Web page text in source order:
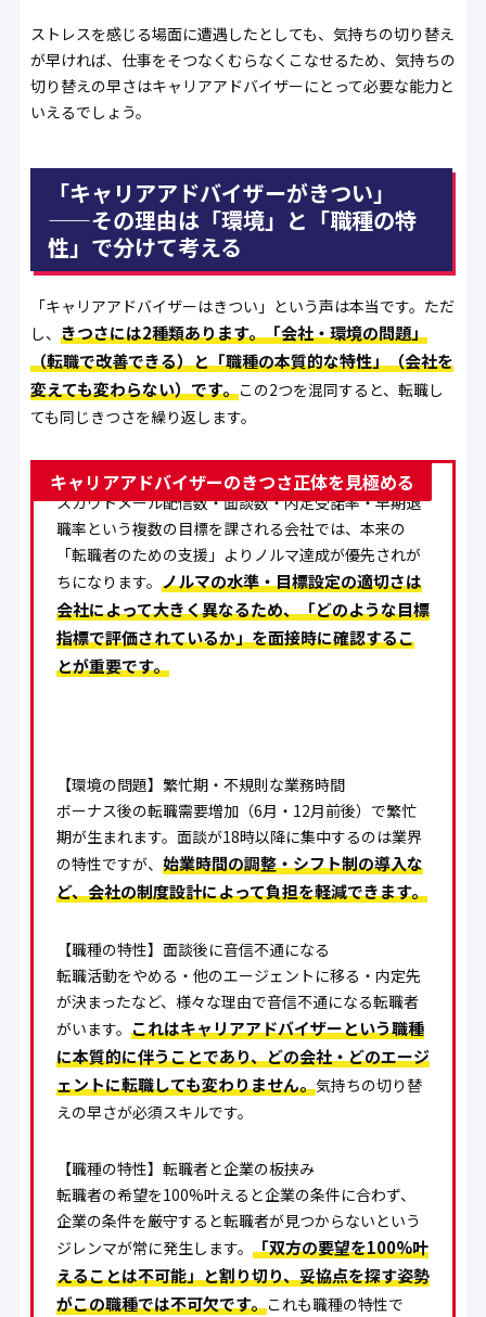
ストレスを感じる場面に遭遇したとしても、気持ちの切り替え
が早ければ、仕事をそつなくむらなくこなせるため、気持ちの
切り替えの早さはキャリアアドバイザーにとって必要な能力と
いえるでしょう。
「キャリアアドバイザーがきつい」
——その理由は「環境」と「職種の特
性」で分けて考える
「キャリアアドバイザーはきつい」という声は本当です。ただ
し、 きつさには2種類あります。「会社・環境の問題」
（転職で改善できる）と「職種の本質的な特性」（会社を
変えても変わらない）です。この2つを混同すると、転職し
ても同じきつさを繰り返します。
キャリアアドバイザーのきつさ正体を見極める
【環境の問題】過度なノルマ・会社のモラルへの疑問
スカウトメール配信数・面談数・内定受諾率・早期退
職率という複数の目標を課される会社では、本来の
「転職者のための支援」よりノルマ達成が優先されが
ちになります。 ノルマの水準・目標設定の適切さは
会社によって大きく異なるため、「どのような目標
指標で評価されているか」を面接時に確認するこ
とが重要です。
【環境の問題】繁忙期・不規則な業務時間
ボーナス後の転職需要増加（6月・12月前後）で繁忙
期が生まれます。面談が18時以降に集中するのは業界
の特性ですが、 始業時間の調整・シフト制の導入な
ど、会社の制度設計によって負担を軽減できます。
【職種の特性】面談後に音信不通になる
転職活動をやめる・他のエージェントに移る・内定先
が決まったなど、様々な理由で音信不通になる転職者
がいます。 これはキャリアアドバイザーという職種
に本質的に伴うことであり、どの会社・どのエージ
ェントに転職しても変わりません。気持ちの切り替
えの早さが必須スキルです。
【職種の特性】転職者と企業の板挟み
転職者の希望を100%叶えると企業の条件に合わず、
企業の条件を厳守すると転職者が見つからないという
ジレンマが常に発生します。 「双方の要望を100%叶
えることは不可能」と割り切り、妥協点を探す姿勢
がこの職種では不可欠です。これも職種の特性で